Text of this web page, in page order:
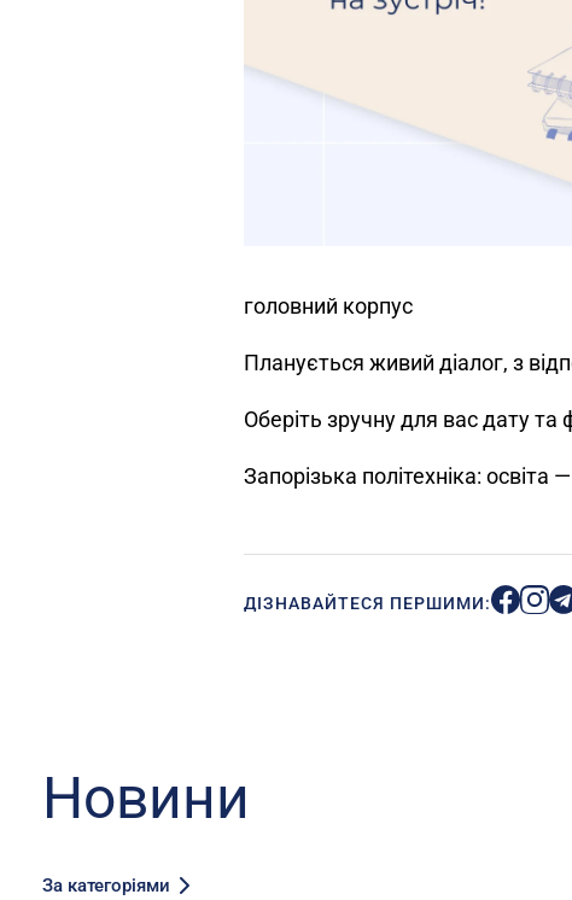
головний корпус
Планується живий діалог, з
Оберіть зручну для вас дату та
Запорізька політехніка:
ДІЗНАВАЙТЕСЯ ПЕРШИМИ:
Новини
За категоріями